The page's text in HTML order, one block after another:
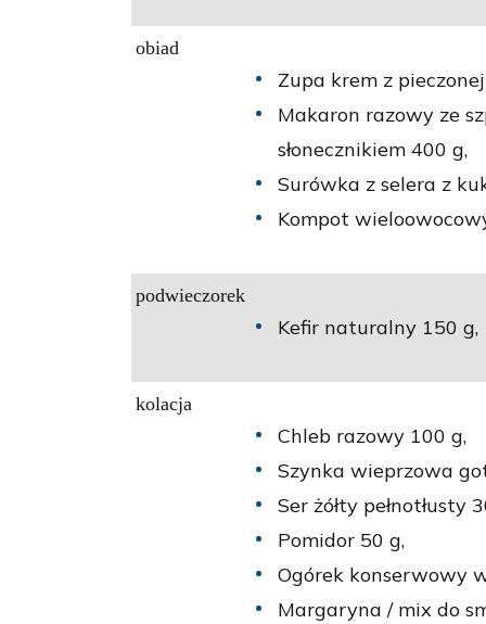
obiad
Zupa krem z
Makaron razowy ze
słonecznikiem 400 g,
Surówka z selera z
Kompot
podwieczorek
Kefir naturalny 150 g,
kolacja
Chleb razowy 100 g,
Szynka wieprzowa
Ser żółty pełnotłusty
Pomidor 50 g,
Ogórek konserwowy
Margaryna / mix do